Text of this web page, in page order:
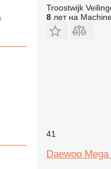
Troostwijk
8лет на
41
Daewoo Mega